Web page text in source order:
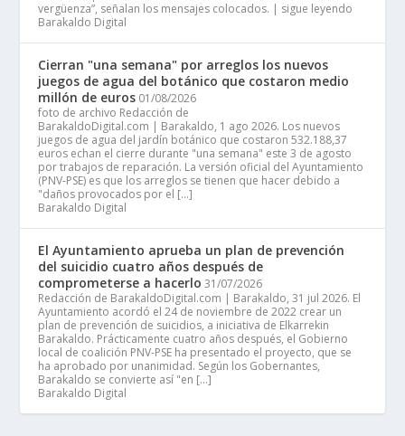
vergüenza”, señalan los mensajes colocados. | sigue leyendo
Barakaldo Digital
Cierran "una semana" por arreglos los nuevos
juegos de agua del botánico que costaron medio
millón de euros 01/08/2026
foto de archivo Redacción de
BarakaldoDigital.com | Barakaldo, 1 ago 2026. Los nuevos
juegos de agua del jardín botánico que costaron 532.188,37
euros echan el cierre durante "una semana" este 3 de agosto
por trabajos de reparación. La versión oficial del Ayuntamiento
(PNV-PSE) es que los arreglos se tienen que hacer debido a
"daños provocados por el […]
Barakaldo Digital
El Ayuntamiento aprueba un plan de prevención
del suicidio cuatro años después de
comprometerse a hacerlo 31/07/2026
Redacción de BarakaldoDigital.com | Barakaldo, 31 jul 2026. El
Ayuntamiento acordó el 24 de noviembre de 2022 crear un
plan de prevención de suicidios, a iniciativa de Elkarrekin
Barakaldo. Prácticamente cuatro años después, el Gobierno
local de coalición PNV-PSE ha presentado el proyecto, que se
ha aprobado por unanimidad. Según los Gobernantes,
Barakaldo se convierte así "en […]
Barakaldo Digital